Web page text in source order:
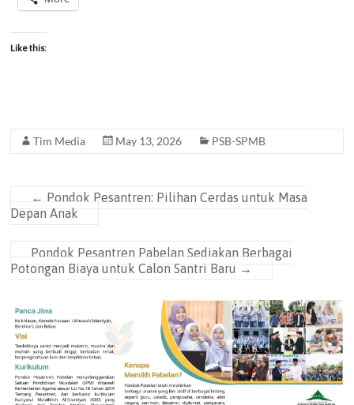
Like this:
Tim Media May 13, 2026 PSB-SPMB
← Pondok Pesantren: Pilihan Cerdas untuk Masa
Depan Anak
Pondok Pesantren Pabelan Sediakan Berbagai
Potongan Biaya untuk Calon Santri Baru →